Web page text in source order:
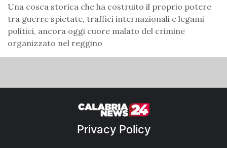
Una cosca storica che ha costruito il proprio potere
tra guerre spietate, traffici internazionali e legami
politici, ancora oggi cuore malato del crimine
organizzato nel reggino
Privacy Policy